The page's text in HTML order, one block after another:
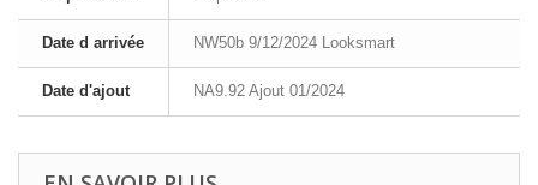
Date d arrivée NW50b 9/12/2024 Looksmart
Date d'ajout NA9.92 Ajout 01/2024